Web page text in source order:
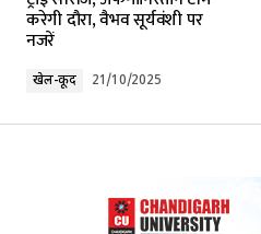
करेगी दौरा, वैभव सूर्यवंशी पर
नजरें
खेल-कूद 21/10/2025